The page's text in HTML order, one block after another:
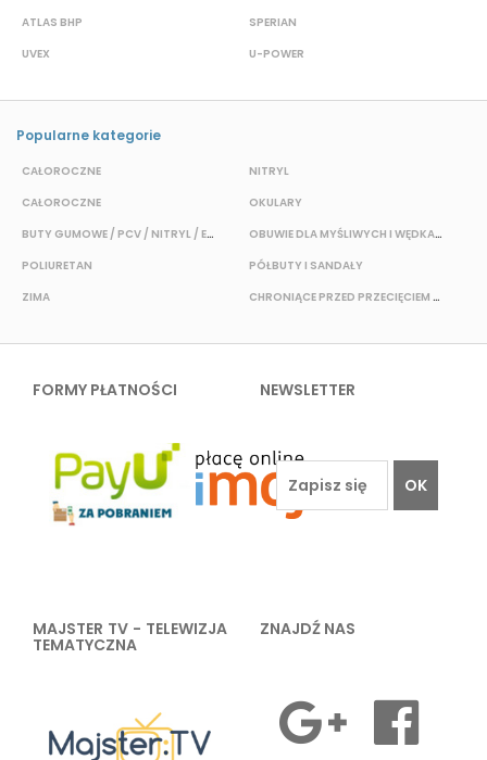
ATLAS BHP
UVEX
SPERIAN
U-POWER
Popularne kategorie
CAŁOROCZNE
CAŁOROCZNE
BUTY GUMOWE / PCV / NITRYL / EVA
POLIURETAN
ZIMA
NITRYL
OKULARY
OBUWIE DLA MYŚLIWYCH I WĘDKARZY
PÓŁBUTY I SANDAŁY
CHRONIĄCE PRZED PRZECIĘCIEM I PRZEKŁUCIEM
FORMY PŁATNOŚCI NEWSLETTER
OK
MAJSTER TV - TELEWIZJA
TEMATYCZNA
ZNAJDŹ NAS